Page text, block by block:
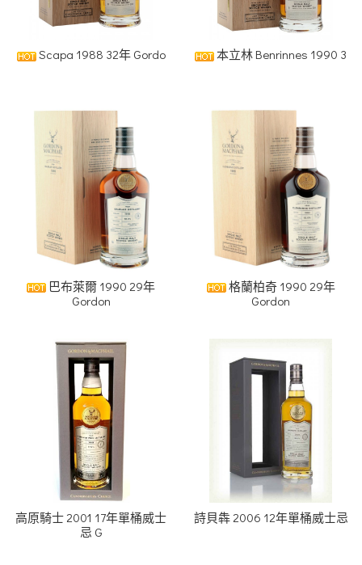
Scapa 1988 32年 Gordo 本立林 Benrinnes 1990 3
巴布萊爾 1990 29年
Gordon
格蘭柏奇 1990 29年
Gordon
高原騎士 2001 17年單桶威士
忌 G
詩貝犇 2006 12年單桶威士忌